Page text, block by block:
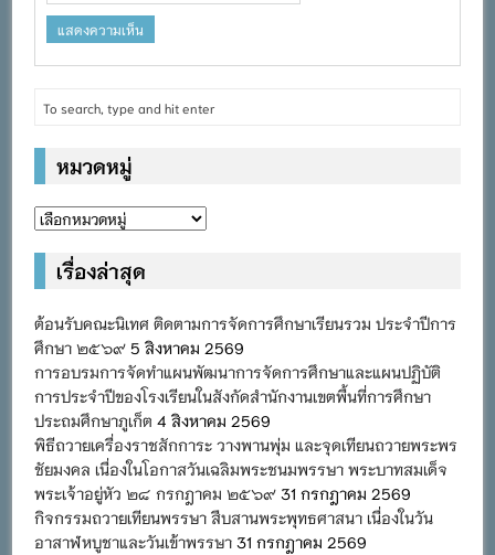
หมวดหมู่
หมวด
เรื่องล่าสุด
ต้อนรับคณะนิเทศ ติดตามการจัดการศึกษาเรียนรวม ประจำปีการ
ศึกษา ๒๕๖๙ 5 สิงหาคม 2569
การอบรมการจัดทำแผนพัฒนาการจัดการศึกษาและแผนปฏิบัติ
การประจำปีของโรงเรียนในสังกัดสำนักงานเขตพื้นที่การศึกษา
ประถมศึกษาภูเก็ต 4 สิงหาคม 2569
พิธีถวายเครื่องราชสักการะ วางพานพุ่ม และจุดเทียนถวายพระพร
ชัยมงคล เนื่องในโอกาสวันเฉลิมพระชนมพรรษา พระบาทสมเด็จ
พระเจ้าอยู่หัว ๒๘ กรกฎาคม ๒๕๖๙ 31 กรกฎาคม 2569
กิจกรรมถวายเทียนพรรษา สืบสานพระพุทธศาสนา เนื่องในวัน
อาสาฬหบูชาและวันเข้าพรรษา 31 กรกฎาคม 2569